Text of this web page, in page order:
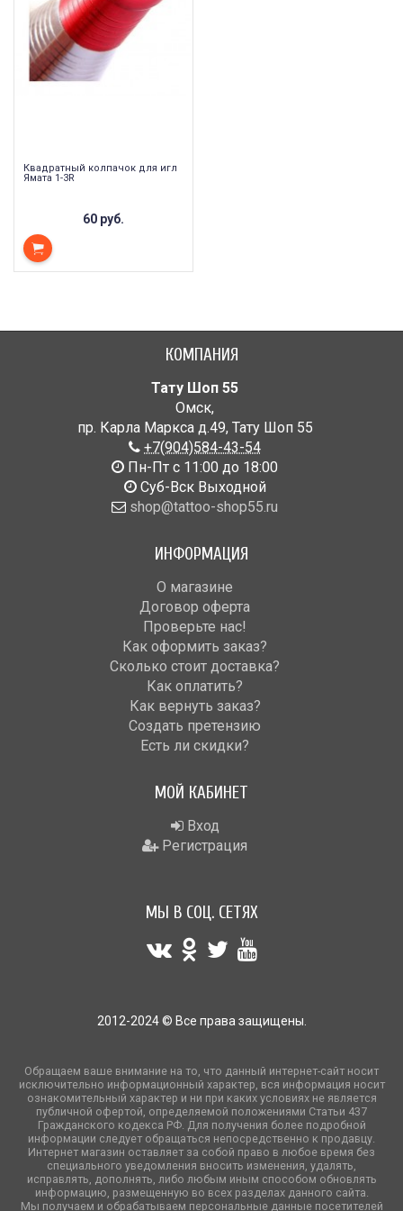
Квадратный колпачок для игл
Ямата 1-3R
60 руб.
КОМПАНИЯ
Тату Шоп 55
Омск,
пр. Карла Маркса д.49, Тату Шоп 55
+7(904)584-43-54
Пн-Пт с 11:00 до 18:00
Cуб-Вск Выходной
shop@tattoo-shop55.ru
ИНФОРМАЦИЯ
О магазине
Договор оферта
Проверьте нас!
Как оформить заказ?
Сколько стоит доставка?
Как оплатить?
Как вернуть заказ?
Создать претензию
Есть ли скидки?
МОЙ КАБИНЕТ
Вход
Регистрация
МЫ В СОЦ. СЕТЯХ
2012-2024 © Все права защищены.
Обращаем ваше внимание на то, что данный интернет-сайт носит
исключительно информационный характер, вся информация носит
ознакомительный характер и ни при каких условиях не является
публичной офертой, определяемой положениями Статьи 437
Гражданского кодекса РФ. Для получения более подробной
информации следует обращаться непосредственно к продавцу.
Интернет магазин оставляет за собой право в любое время без
специального уведомления вносить изменения, удалять,
исправлять, дополнять, либо любым иным способом обновлять
информацию, размещенную во всех разделах данного сайта.
Мы получаем и обрабатываем персональные данные посетителей